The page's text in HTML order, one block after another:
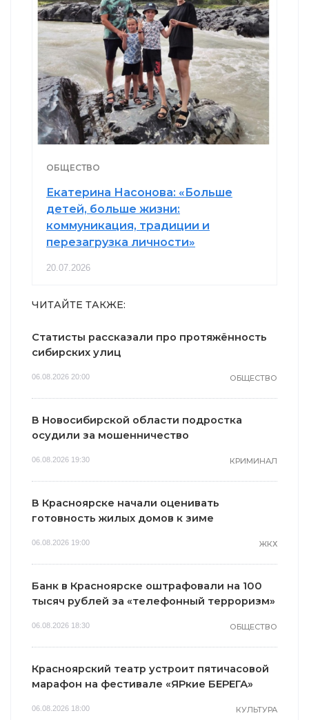
ОБЩЕСТВО
Екатерина Насонова: «Больше
детей, больше жизни:
коммуникация, традиции и
перезагрузка личности»
20.07.2026
ЧИТАЙТЕ ТАКЖЕ:
Статисты рассказали про протяжённость
сибирских улиц
06.08.2026 20:00 ОБЩЕСТВО
В Новосибирской области подростка
осудили за мошенничество
06.08.2026 19:30 КРИМИНАЛ
В Красноярске начали оценивать
готовность жилых домов к зиме
06.08.2026 19:00 ЖКХ
Банк в Красноярске оштрафовали на 100
тысяч рублей за «телефонный терроризм»
06.08.2026 18:30 ОБЩЕСТВО
Красноярский театр устроит пятичасовой
марафон на фестивале «ЯРкие БЕРЕГА»
06.08.2026 18:00 КУЛЬТУРА